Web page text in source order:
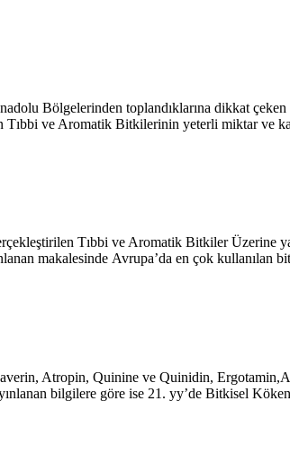
Bölgelerinden toplandıklarına dikkat çeken
ve Aromatik Bitkilerinin yeterli miktar ve
Tıbbi ve Aromatik Bitkiler Üzerine
makalesinde Avrupa’da en çok kullanılan
Atropin, Quinine ve Quinidin,
bilgilere göre ise 21. yy’de Bitkisel